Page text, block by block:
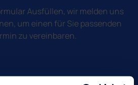
Ausfüllen, wir melden uns
um einen für Sie passenden
zu vereinbaren.